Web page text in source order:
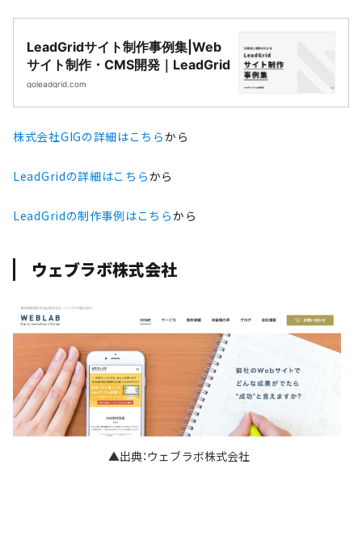
LeadGridサイト制作事例集|Web
サイト制作・CMS開発｜LeadGrid
goleadgrid.com
株式会社GIGの詳細はこちらから
LeadGridの詳細はこちらから
LeadGridの制作事例はこちらから
ウェブラボ株式会社
▲出典：ウェブラボ株式会社